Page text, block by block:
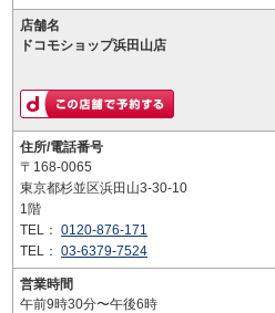
店舗名
ドコモショップ浜田山店
住所/電話番号
〒168-0065
東京都杉並区浜田山3-30-10
1階
TEL： 0120-876-171
TEL： 03-6379-7524
営業時間
午前9時30分〜午後6時